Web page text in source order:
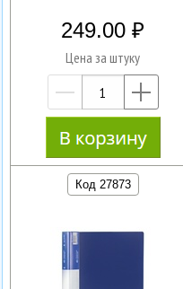
249.00
Цена за штуку
—
Код 27873